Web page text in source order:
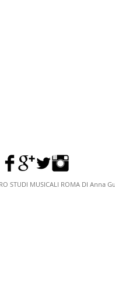
STUDI MUSICALI ROMA DI Anna